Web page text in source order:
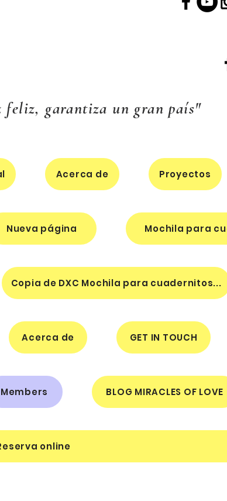
feliz, garantiza un gran país"
Acerca de Proyectos
Nueva página Mochila para
Copia de DXC Mochila para cuadernitos...
Acerca de GET IN TOUCH
Members BLOG MIRACLES OF LOVE
online